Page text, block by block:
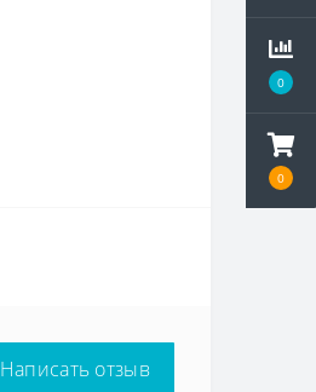
0
0
Написать отзыв